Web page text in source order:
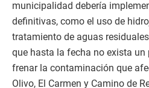
municipalidad debería
definitivas, como el uso de
tratamiento de aguas
que hasta la fecha no exista un
frenar la contaminación que
Olivo, El Carmen y Camino de